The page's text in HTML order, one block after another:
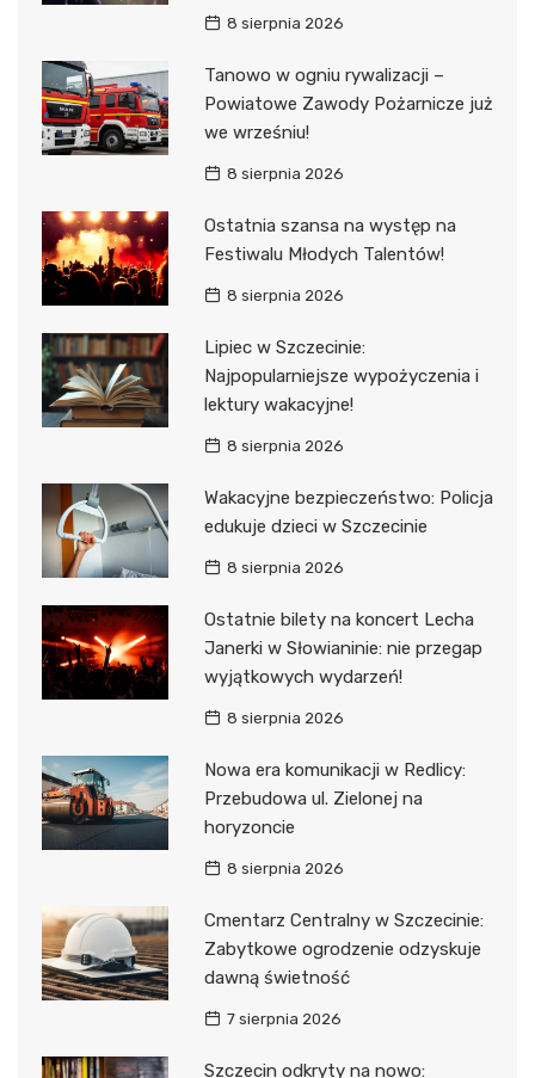
8 sierpnia 2026
Tanowo w ogniu rywalizacji –
Powiatowe Zawody Pożarnicze już
we wrześniu!
8 sierpnia 2026
Ostatnia szansa na występ na
Festiwalu Młodych Talentów!
8 sierpnia 2026
Lipiec w Szczecinie:
Najpopularniejsze wypożyczenia i
lektury wakacyjne!
8 sierpnia 2026
Wakacyjne bezpieczeństwo: Policja
edukuje dzieci w Szczecinie
8 sierpnia 2026
Ostatnie bilety na koncert Lecha
Janerki w Słowianinie: nie przegap
wyjątkowych wydarzeń!
8 sierpnia 2026
Nowa era komunikacji w Redlicy:
Przebudowa ul. Zielonej na
horyzoncie
8 sierpnia 2026
Cmentarz Centralny w Szczecinie:
Zabytkowe ogrodzenie odzyskuje
dawną świetność
7 sierpnia 2026
Szczecin odkryty na nowo: